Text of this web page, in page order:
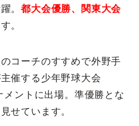
。都大会優勝、関東大会
。
コーチのすすめで外野手
催する少年野球大会
ントに出場。準優勝とな
せています。